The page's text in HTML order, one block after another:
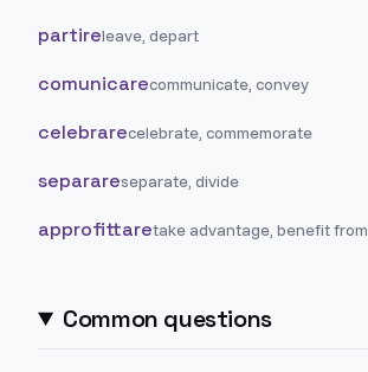
partireleave, depart
comunicarecommunicate, convey
celebrarecelebrate, commemorate
separareseparate, divide
approfittaretake advantage, benefit from
Common questions